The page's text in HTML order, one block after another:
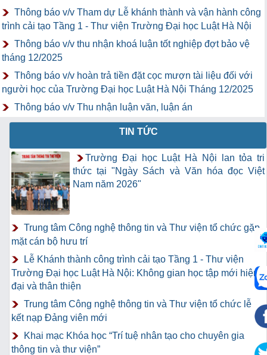
Thông báo v/v Tham dự Lễ khánh thành và vận hành công
trình cải tạo Tầng 1 - Thư viện Trường Đại học Luật Hà Nội
Thông báo v/v thu nhận khoá luận tốt nghiệp đợt bảo vệ
tháng 12/2025
Thông báo v/v hoàn trả tiền đặt cọc mượn tài liệu đối với
người học của Trường Đại học Luật Hà Nội Tháng 12/2025
Thông báo v/v Thu nhận luận văn, luận án
TIN TỨC
Trường Đại học Luật Hà Nội lan tỏa tri
thức tại "Ngày Sách và Văn hóa đọc Việt
Nam năm 2026"
Trung tâm Công nghệ thông tin và Thư viện tổ chức gặp
mặt cán bộ hưu trí
Lễ Khánh thành công trình cải tạo Tầng 1 - Thư viện
Trường Đại học Luật Hà Nội: Không gian học tập mới hiện
đại và thân thiện
Trung tâm Công nghệ thông tin và Thư viện tổ chức lễ
kết nạp Đảng viên mới
Khai mạc Khóa học “Trí tuệ nhân tạo cho chuyên gia
thông tin và thư viện”